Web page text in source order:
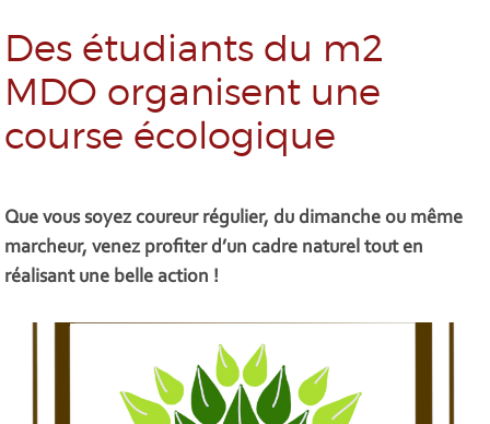
Des étudiants du m2
MDO organisent une
course écologique
Que vous soyez coureur régulier, du dimanche ou même
marcheur, venez profiter d’un cadre naturel tout en
réalisant une belle action !